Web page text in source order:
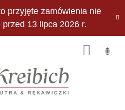
przyjęte zamówienia nie
przed 13 lipca 2026 r.